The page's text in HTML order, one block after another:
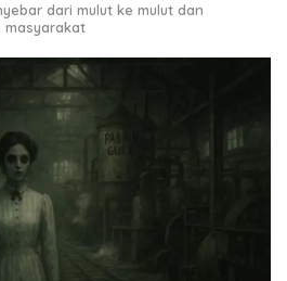
dari mulut ke mulut dan
masyarakat